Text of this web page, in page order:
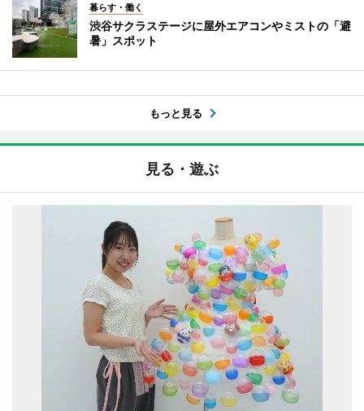
暮らす・働く
渋谷サクラステージに屋外エアコンやミストの「避
暑」スポット
もっと見る
見る・遊ぶ